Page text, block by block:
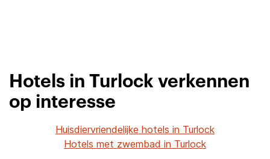
Hotels in Turlock verkennen
op interesse
Huisdiervriendelijke hotels in Turlock
Hotels met zwembad in Turlock